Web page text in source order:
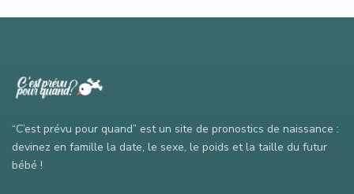
“C’est prévu pour quand” est un site de pronostics de naissance :
devinez en famille la date, le sexe, le poids et la taille du futur
bébé !